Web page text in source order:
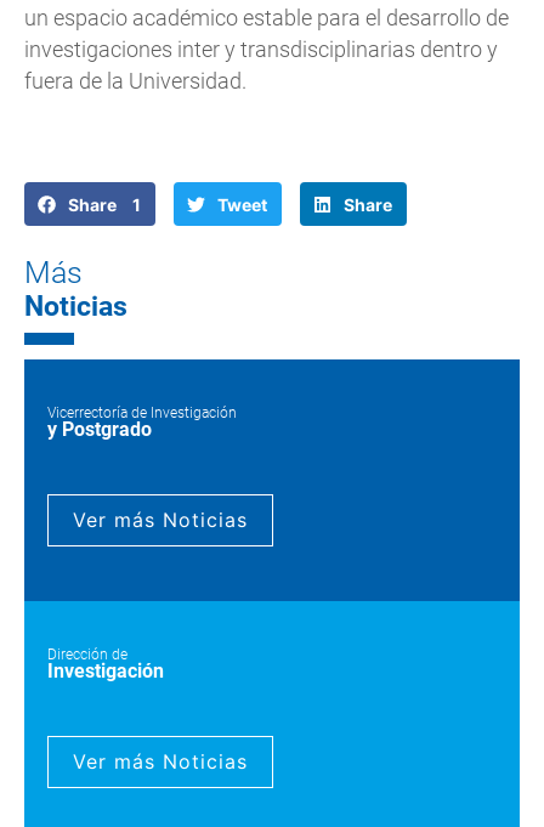
un espacio académico estable para el desarrollo de
investigaciones inter y transdisciplinarias dentro y
fuera de la Universidad.
Share 1 Tweet Share
Más
Noticias
Vicerrectoría de Investigación
y Postgrado
Ver más Noticias
Dirección de
Investigación
Ver más Noticias